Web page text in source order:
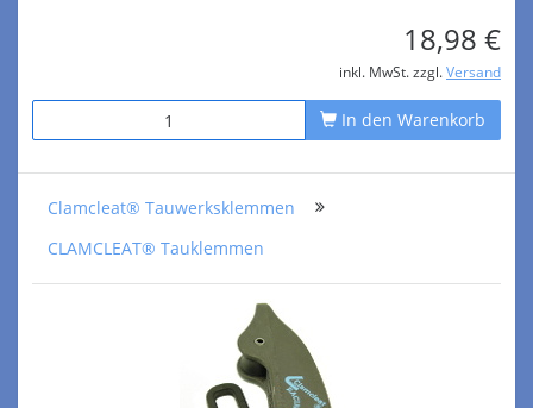
18,98 €
inkl. MwSt. zzgl. Versand
In den Warenkorb
Clamcleat® Tauwerksklemmen
CLAMCLEAT® Tauklemmen